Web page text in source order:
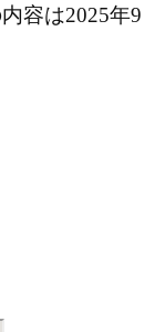
容は2025年9